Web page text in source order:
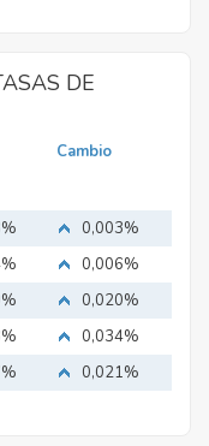
DE
Cambio
0,003%
0,006%
0,020%
0,034%
0,021%